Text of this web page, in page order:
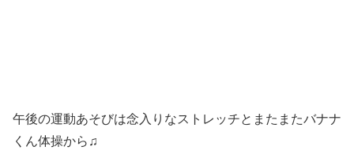
午後の運動あそびは念入りなストレッチとまたまたバナナ
くん体操から♫